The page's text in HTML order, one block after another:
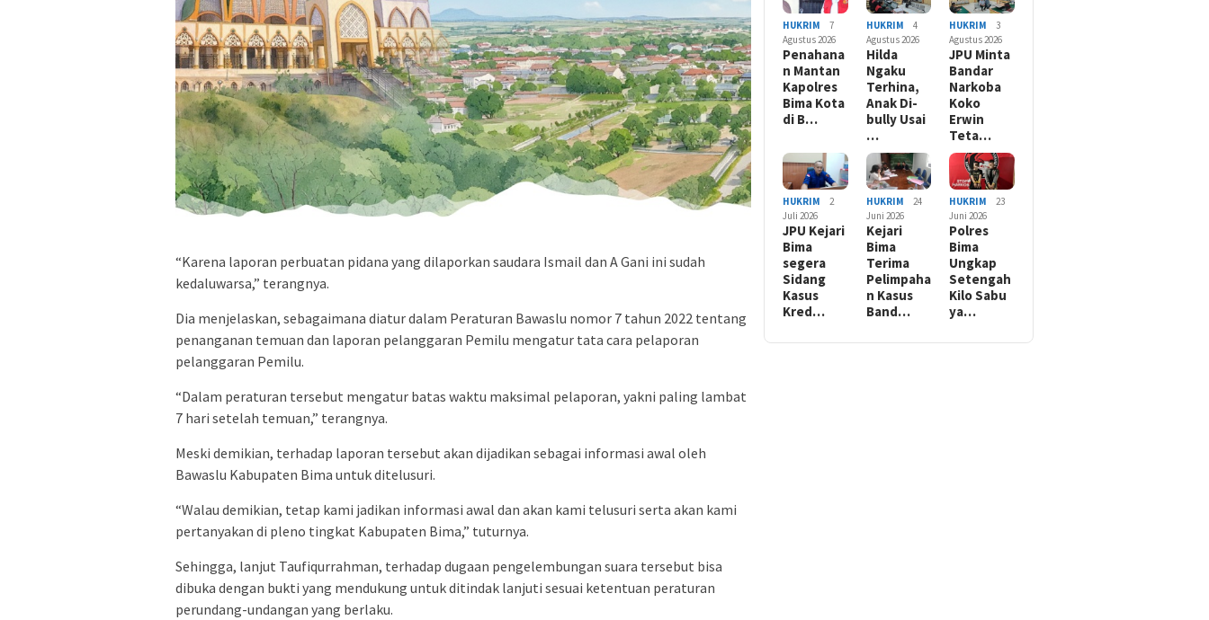
“Karena laporan perbuatan pidana yang dilaporkan saudara Ismail dan A Gani ini sudah
kedaluwarsa,” terangnya.
Dia menjelaskan, sebagaimana diatur dalam Peraturan Bawaslu nomor 7 tahun 2022 tentang
penanganan temuan dan laporan pelanggaran Pemilu mengatur tata cara pelaporan
pelanggaran Pemilu.
“Dalam peraturan tersebut mengatur batas waktu maksimal pelaporan, yakni paling lambat
7 hari setelah temuan,” terangnya.
Meski demikian, terhadap laporan tersebut akan dijadikan sebagai informasi awal oleh
Bawaslu Kabupaten Bima untuk ditelusuri.
“Walau demikian, tetap kami jadikan informasi awal dan akan kami telusuri serta akan kami
pertanyakan di pleno tingkat Kabupaten Bima,” tuturnya.
Sehingga, lanjut Taufiqurrahman, terhadap dugaan pengelembungan suara tersebut bisa
dibuka dengan bukti yang mendukung untuk ditindak lanjuti sesuai ketentuan peraturan
perundang-undangan yang berlaku.
HUKRIM
7
Agustus 2026
Penahana
n Mantan
Kapolres
Bima Kota
di B…
HUKRIM
4
Agustus 2026
Hilda
Ngaku
Terhina,
Anak Di-
bully Usai
…
HUKRIM
3
Agustus 2026
JPU Minta
Bandar
Narkoba
Koko
Erwin
Teta…
HUKRIM
2
Juli 2026
JPU Kejari
Bima
segera
Sidang
Kasus
Kred…
HUKRIM
24
Juni 2026
Kejari
Bima
Terima
Pelimpaha
n Kasus
Band…
HUKRIM
23
Juni 2026
Polres
Bima
Ungkap
Setengah
Kilo Sabu
ya…